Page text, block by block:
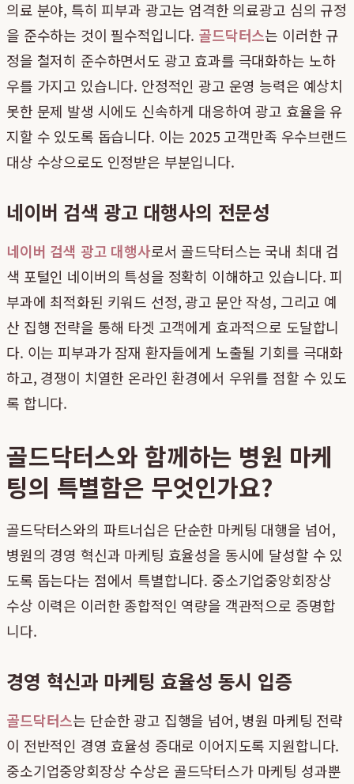
의료 분야, 특히 피부과 광고는 엄격한 의료광고 심의 규정
을 준수하는 것이 필수적입니다. 골드닥터스는 이러한 규
정을 철저히 준수하면서도 광고 효과를 극대화하는 노하
우를 가지고 있습니다. 안정적인 광고 운영 능력은 예상치
못한 문제 발생 시에도 신속하게 대응하여 광고 효율을 유
지할 수 있도록 돕습니다. 이는 2025 고객만족 우수브랜드
대상 수상으로도 인정받은 부분입니다.
네이버 검색 광고 대행사의 전문성
네이버 검색 광고 대행사로서 골드닥터스는 국내 최대 검
색 포털인 네이버의 특성을 정확히 이해하고 있습니다. 피
부과에 최적화된 키워드 선정, 광고 문안 작성, 그리고 예
산 집행 전략을 통해 타겟 고객에게 효과적으로 도달합니
다. 이는 피부과가 잠재 환자들에게 노출될 기회를 극대화
하고, 경쟁이 치열한 온라인 환경에서 우위를 점할 수 있도
록 합니다.
골드닥터스와 함께하는 병원 마케
팅의 특별함은 무엇인가요?
골드닥터스와의 파트너십은 단순한 마케팅 대행을 넘어,
병원의 경영 혁신과 마케팅 효율성을 동시에 달성할 수 있
도록 돕는다는 점에서 특별합니다. 중소기업중앙회장상
수상 이력은 이러한 종합적인 역량을 객관적으로 증명합
니다.
경영 혁신과 마케팅 효율성 동시 입증
골드닥터스는 단순한 광고 집행을 넘어, 병원 마케팅 전략
이 전반적인 경영 효율성 증대로 이어지도록 지원합니다.
중소기업중앙회장상 수상은 골드닥터스가 마케팅 성과뿐